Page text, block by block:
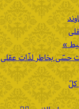
»
حسّی بخاطر لذّات عقلی